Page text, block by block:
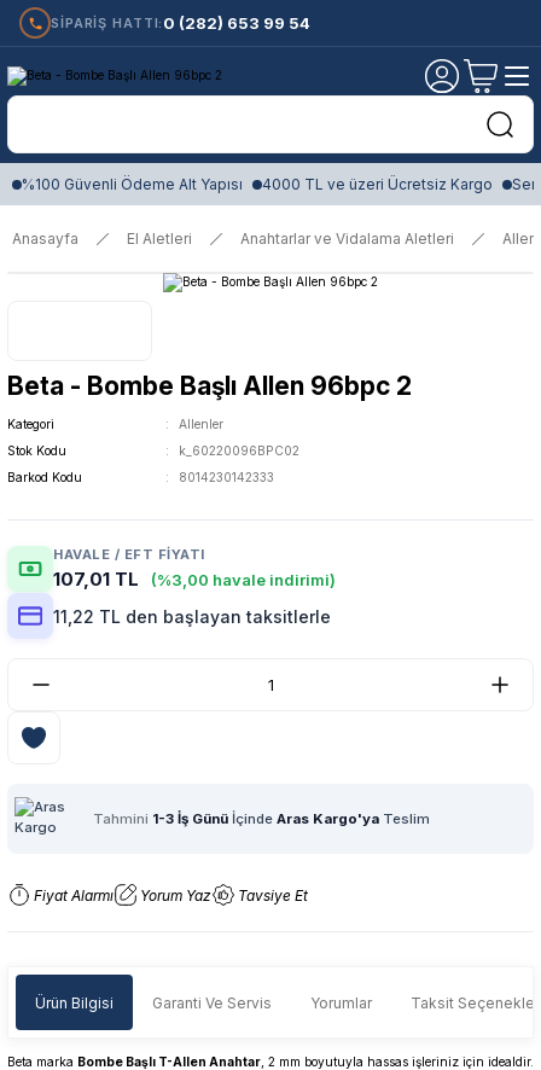
SİPARİŞ HATTI: 0 (282) 653 99 54
%100 Güvenli Ödeme Alt Yapısı 4000 TL ve üzeri Ücretsiz Kargo
Anasayfa El Aletleri Anahtarlar ve Vidalama Aletleri
Beta - Bombe Başlı Allen 96bpc 2
Kategori
Allenler
Stok Kodu
k_60220096BPC02
Barkod Kodu
8014230142333
HAVALE / EFT FIYATI
107,01 TL (%3,00 havale indirimi)
11,22 TL den başlayan taksitlerle
Tahmini 1-3 İş Günü İçinde Aras Kargo'ya Teslim
Fiyat Alarmı Yorum Yaz Tavsiye Et
Ürün Bilgisi Garanti Ve Servis Yorumlar Taksit
Beta marka Bombe Başlı T-Allen Anahtar , 2 mm boyutuyla hassas işleriniz için idealdir.